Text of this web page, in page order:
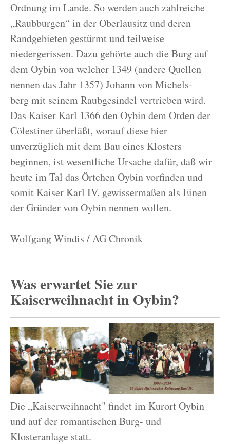
Ordnung im Lande. So werden auch zahlreiche
„Raubburgen“ in der Oberlausitz und deren
Randgebieten gestürmt und teilweise
niedergerissen. Dazu gehörte auch die Burg auf
dem Oybin von welcher 1349 (andere Quellen
nennen das Jahr 1357) Johann von Michels-
berg mit seinem Raubgesindel vertrieben wird.
Das Kaiser Karl 1366 den Oybin dem Orden der
Cölestiner überläßt, worauf diese hier
unverzüglich mit dem Bau eines Klosters
beginnen, ist wesentliche Ursache dafür, daß wir
heute im Tal das Örtchen Oybin vorfinden und
somit Kaiser Karl IV. gewissermaßen als Einen
der Gründer von Oybin nennen wollen.
Wolfgang Windis / AG Chronik
Was erwartet Sie zur
Kaiserweihnacht in Oybin?
Die „Kaiserweihnacht" findet im Kurort Oybin
und auf der romantischen Burg- und
Klosteranlage statt.